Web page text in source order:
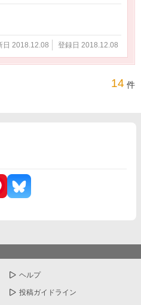
日 2018.12.08 登録日 2018.12.08
14 件
ヘルプ
投稿ガイドライン